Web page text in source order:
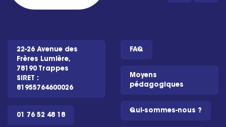
22-26 Avenue des
Frères Lumière,
78190 Trappes
SIRET :
81955764600026
01 76 52 48 18
FAQ
Moyens
pédagogiques
Qui-sommes-nous ?